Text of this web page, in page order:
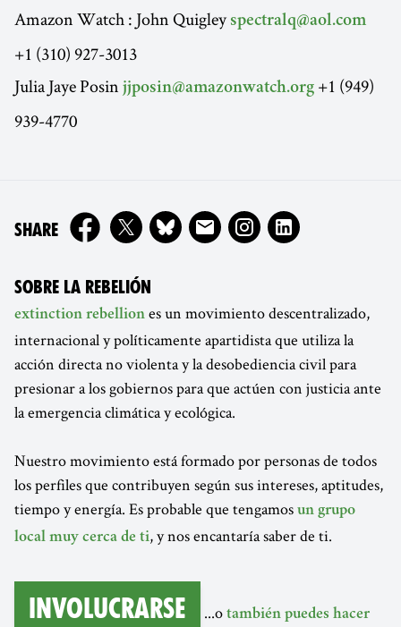
Amazon Watch : John Quigley spectralq@aol.com
+1 (310) 927-3013
Julia Jaye Posin jjposin@amazonwatch.org +1 (949)
939-4770
SHAREON
SOBRE LA REBELIÓN
extinction rebellion es un movimiento descentralizado,
internacional y políticamente apartidista que utiliza la
acción directa no violenta y la desobediencia civil para
presionar a los gobiernos para que actúen con justicia ante
la emergencia climática y ecológica.
Nuestro movimiento está formado por personas de todos
los perfiles que contribuyen según sus intereses, aptitudes,
tiempo y energía. Es probable que tengamos un grupo
local muy cerca de ti, y nos encantaría saber de ti.
Involucrarse ...o también puedes hacer